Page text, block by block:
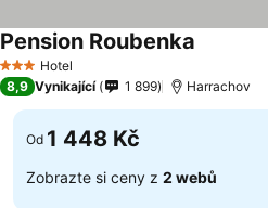
3 Počet hvězdiček
Hotel
Pension Roubenka
8,9 Vynikající 1 899 Harrachov
Od 1 448 Kč
Zobrazte si ceny z 2 webů